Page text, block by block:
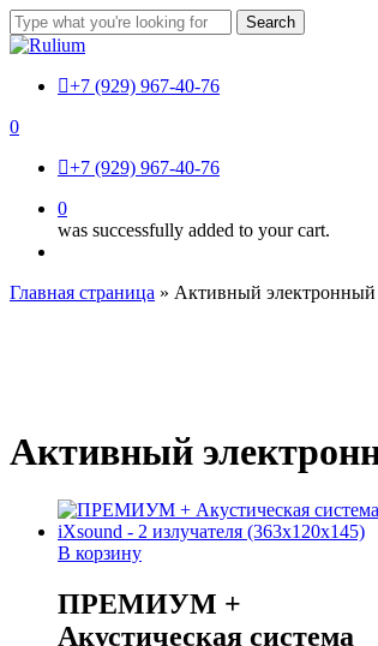
Skip
to
content
Search
Close
+7 (929) 967-40-76
0
+7 (929) 967-40-76
0
was successfully added to your cart.
Главная страница » Активный
Активный
В корзину
ПРЕМИУМ +
Акустическая система